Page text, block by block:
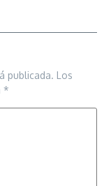
publicada. Los
*